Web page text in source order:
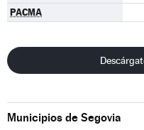
PACMA
Municipios de Segovia